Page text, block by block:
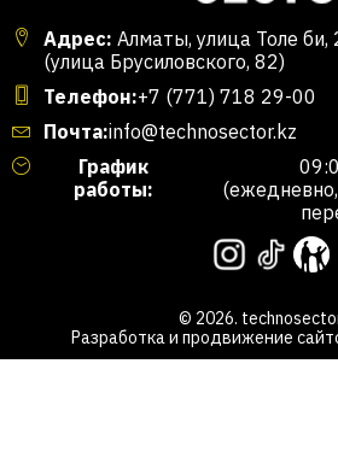
Адрес: Алматы, улица Толе би,
(улица Брусиловского, 82)
Телефон:+7 (771) 718 29-00
Почта:info@technosector.kz
График
работы:
© 2026.
Разработка и продвижение